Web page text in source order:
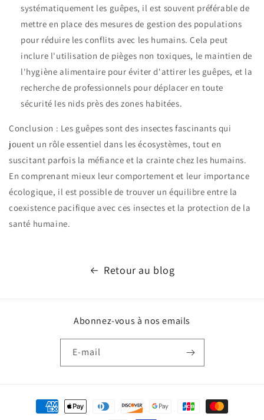
systématiquement les guêpes, il est souvent préférable de
mettre en place des mesures de gestion des populations
pour réduire les conflits avec les humains. Cela peut
inclure l'utilisation de pièges non toxiques, le maintien de
l'hygiène alimentaire pour éviter d'attirer les guêpes, et la
recherche de professionnels pour déplacer en toute
sécurité les nids près des zones habitées.
Conclusion : Les guêpes sont des insectes fascinants qui
jouent un rôle essentiel dans les écosystèmes, tout en
suscitant parfois la méfiance et la crainte chez les humains.
En comprenant mieux leur comportement et leur importance
écologique, il est possible de trouver un équilibre entre la
coexistence pacifique avec ces insectes et la protection de la
santé humaine.
Retour au blog
Abonnez-vous à nos emails
E-mail
Moyens